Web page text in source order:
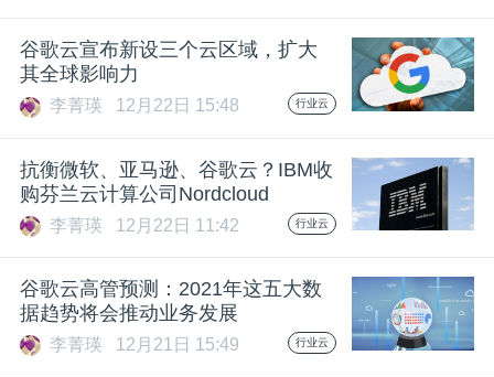
动
心
GAIR
专
谷歌云宣布新设三个云区域，扩大
其全球影响力
李菁瑛 12月22日 15:48 行业云
抗衡微软、亚马逊、谷歌云？IBM收
购芬兰云计算公司Nordcloud
李菁瑛 12月22日 11:42 行业云
谷歌云高管预测：2021年这五大数
据趋势将会推动业务发展
李菁瑛 12月21日 15:49 行业云